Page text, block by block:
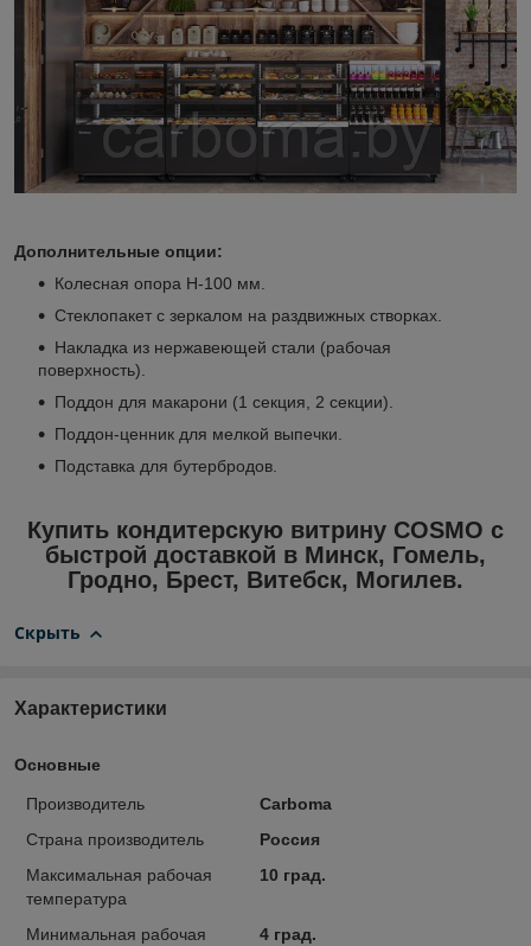
Дополнительные опции:
Колесная опора H-100 мм.
Стеклопакет с зеркалом на раздвижных створках.
Накладка из нержавеющей стали (рабочая
поверхность).
Поддон для макарони (1 секция, 2 секции).
Поддон-ценник для мелкой выпечки.
Подставка для бутербродов.
Купить кондитерскую витрину COSMO с
быстрой доставкой в Минск, Гомель,
Гродно, Брест, Витебск, Могилев.
Скрыть
Характеристики
Основные
Производитель
Carboma
Страна производитель
Россия
Максимальная рабочая
температура
10 град.
Минимальная рабочая
4 град.